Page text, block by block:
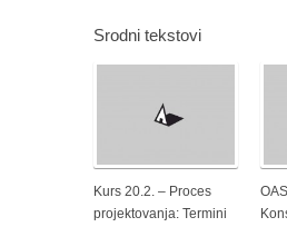
Srodni tekstovi
Kurs 20.2. – Proces
projektovanja: Termini